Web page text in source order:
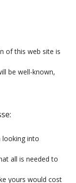
of this web site is
be well-known,
looking into
all is needed to
yours would cost